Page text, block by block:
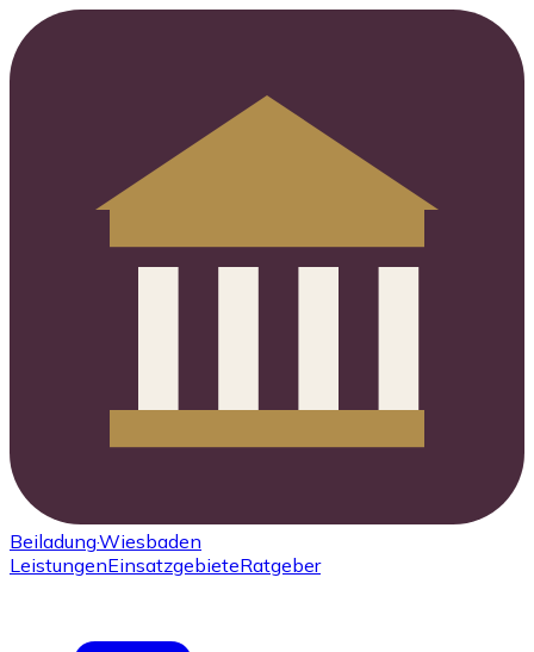
Beiladung·Wiesbaden
LeistungenEinsatzgebieteRatgeber